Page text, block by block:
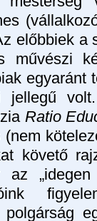
előbbiek a
művészi
egyaránt
jellegű
Ratio
követő
„idegen
polgárság